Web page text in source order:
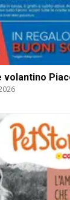
volantino